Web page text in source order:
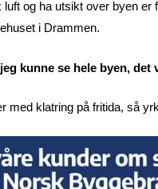
og ha utsikt over byen
i Drammen.
kunne se hele byen, det
med klatring på fritida, så